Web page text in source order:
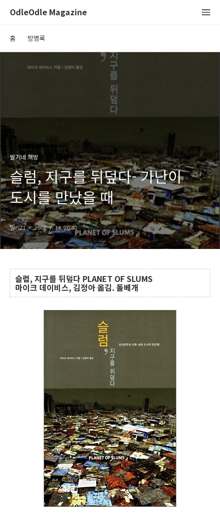
OdleOdle Magazine
홈 방명록
딸기네 책방
슬럼, 지구를 뒤덮다- 가난이
도시를 만났을 때
딸기21 2008. 7. 14. 20:40
슬럼, 지구를 뒤덮다 PLANET OF SLUMS
마이크 데이비스, 김정아 옮김. 돌베개